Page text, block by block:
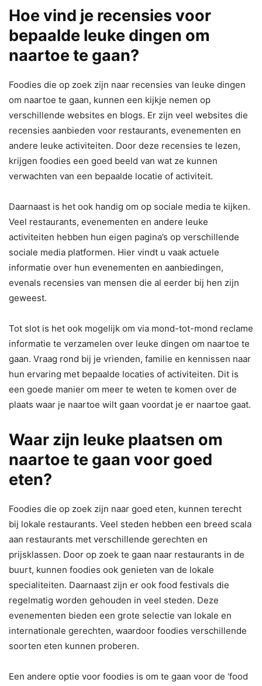
Hoe vind je recensies voor
bepaalde leuke dingen om
naartoe te gaan?
Foodies die op zoek zijn naar recensies van leuke dingen
om naartoe te gaan, kunnen een kijkje nemen op
verschillende websites en blogs. Er zijn veel websites die
recensies aanbieden voor restaurants, evenementen en
andere leuke activiteiten. Door deze recensies te lezen,
krijgen foodies een goed beeld van wat ze kunnen
verwachten van een bepaalde locatie of activiteit.
Daarnaast is het ook handig om op sociale media te kijken.
Veel restaurants, evenementen en andere leuke
activiteiten hebben hun eigen pagina’s op verschillende
sociale media platformen. Hier vindt u vaak actuele
informatie over hun evenementen en aanbiedingen,
evenals recensies van mensen die al eerder bij hen zijn
geweest.
Tot slot is het ook mogelijk om via mond-tot-mond reclame
informatie te verzamelen over leuke dingen om naartoe te
gaan. Vraag rond bij je vrienden, familie en kennissen naar
hun ervaring met bepaalde locaties of activiteiten. Dit is
een goede manier om meer te weten te komen over de
plaats waar je naartoe wilt gaan voordat je er naartoe gaat.
Waar zijn leuke plaatsen om
naartoe te gaan voor goed
eten?
Foodies die op zoek zijn naar goed eten, kunnen terecht
bij lokale restaurants. Veel steden hebben een breed scala
aan restaurants met verschillende gerechten en
prijsklassen. Door op zoek te gaan naar restaurants in de
buurt, kunnen foodies ook genieten van de lokale
specialiteiten. Daarnaast zijn er ook food festivals die
regelmatig worden gehouden in veel steden. Deze
evenementen bieden een grote selectie van lokale en
internationale gerechten, waardoor foodies verschillende
soorten eten kunnen proberen.
Een andere optie voor foodies is om te gaan voor de ‘food